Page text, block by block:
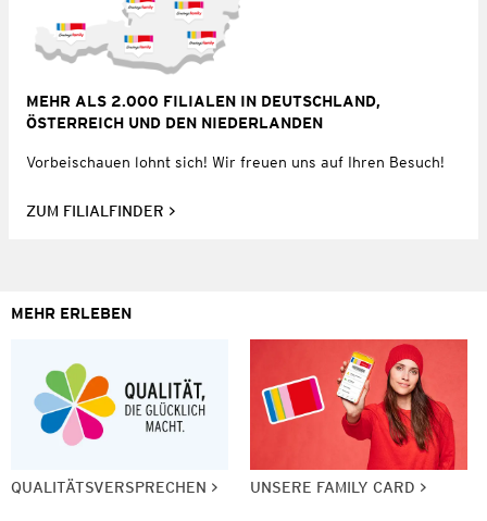
MEHR ALS 2.000 FILIALEN IN DEUTSCHLAND,
ÖSTERREICH UND DEN NIEDERLANDEN
Vorbeischauen lohnt sich! Wir freuen uns auf Ihren Besuch!
ZUM FILIALFINDER
MEHR ERLEBEN
QUALITÄTSVERSPRECHEN UNSERE FAMILY CARD